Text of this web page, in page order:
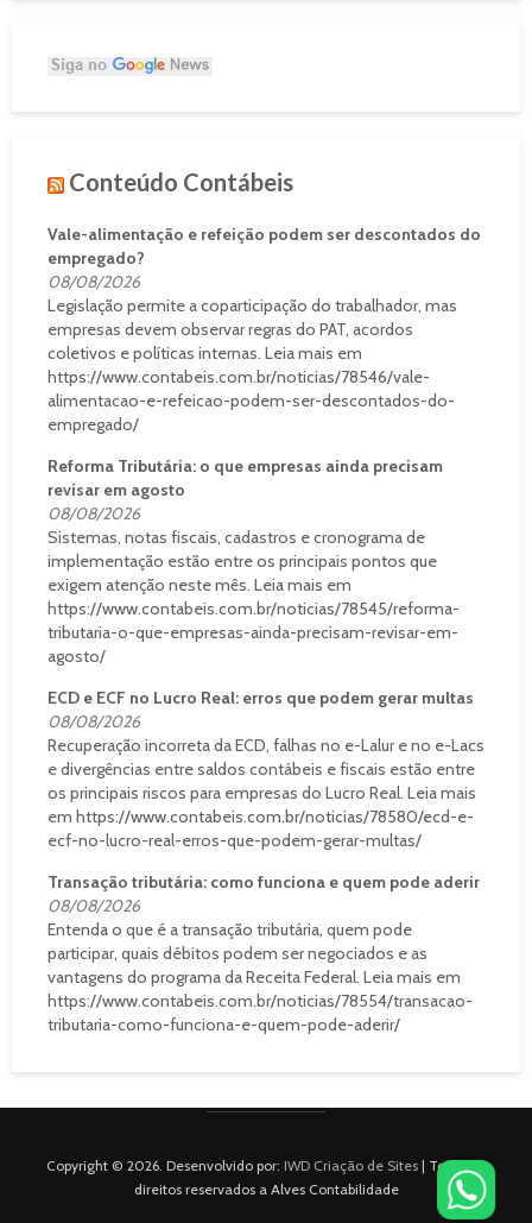
Conteúdo Contábeis
Vale-alimentação e refeição podem ser descontados do
empregado?
08/08/2026
Legislação permite a coparticipação do trabalhador, mas
empresas devem observar regras do PAT, acordos
coletivos e políticas internas. Leia mais em
https://www.contabeis.com.br/noticias/78546/vale-
alimentacao-e-refeicao-podem-ser-descontados-do-
empregado/
Reforma Tributária: o que empresas ainda precisam
revisar em agosto
08/08/2026
Sistemas, notas fiscais, cadastros e cronograma de
implementação estão entre os principais pontos que
exigem atenção neste mês. Leia mais em
https://www.contabeis.com.br/noticias/78545/reforma-
tributaria-o-que-empresas-ainda-precisam-revisar-em-
agosto/
ECD e ECF no Lucro Real: erros que podem gerar multas
08/08/2026
Recuperação incorreta da ECD, falhas no e-Lalur e no e-Lacs
e divergências entre saldos contábeis e fiscais estão entre
os principais riscos para empresas do Lucro Real. Leia mais
em https://www.contabeis.com.br/noticias/78580/ecd-e-
ecf-no-lucro-real-erros-que-podem-gerar-multas/
Transação tributária: como funciona e quem pode aderir
08/08/2026
Entenda o que é a transação tributária, quem pode
participar, quais débitos podem ser negociados e as
vantagens do programa da Receita Federal. Leia mais em
https://www.contabeis.com.br/noticias/78554/transacao-
tributaria-como-funciona-e-quem-pode-aderir/
Copyright © 2026. Desenvolvido por: IWD Criação de Sites | Todos os
direitos reservados a Alves Contabilidade